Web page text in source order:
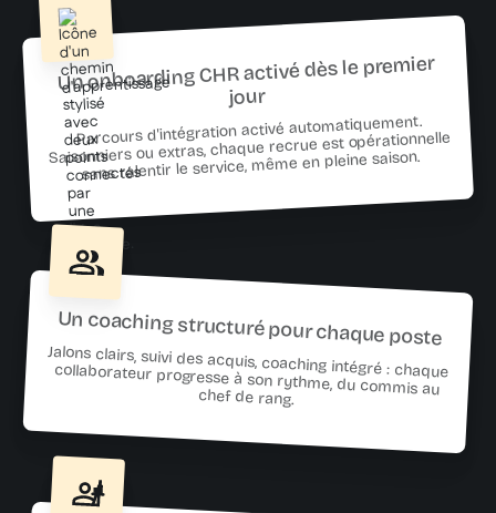
Un onboarding CHR activé dès le premier
jour
Parcours d'intégration activé automatiquement.
Saisonniers ou extras, chaque recrue est opérationnelle
sans ralentir le service, même en pleine saison.
Un coaching structuré pour chaque poste
Jalons clairs, suivi des acquis, coaching intégré : chaque
collaborateur progresse à son rythme, du commis au
chef de rang.